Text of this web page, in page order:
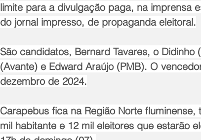
limite para a divulgação paga, na imprensa
do jornal impresso, de propaganda eleitoral.
São candidatos, Bernard Tavares, o
(Avante) e Edward Araújo (PMB). O
dezembro de 2024.
Carapebus fica na Região Norte
mil habitante e 12 mil eleitores que estarão